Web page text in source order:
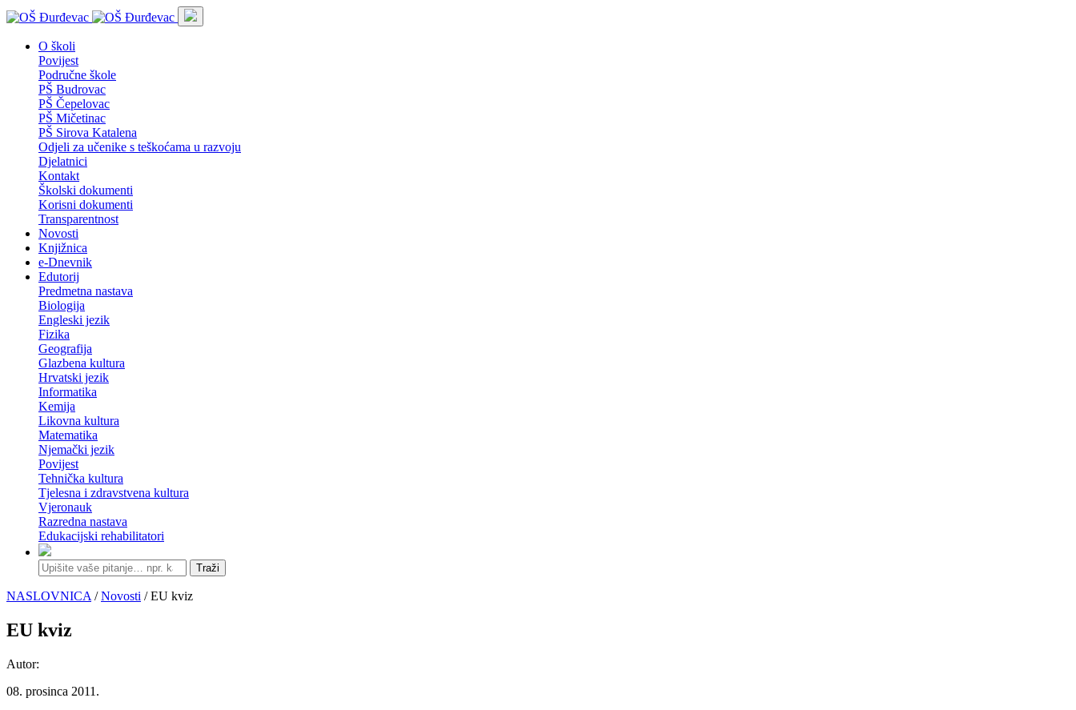
O školi
Povijest
Područne škole
PŠ Budrovac
PŠ Čepelovac
PŠ Mičetinac
PŠ Sirova Katalena
Odjeli za učenike s teškoćama u razvoju
Djelatnici
Kontakt
Školski dokumenti
Korisni dokumenti
Transparentnost
Novosti
Knjižnica
e-Dnevnik
Edutorij
Predmetna nastava
Biologija
Engleski jezik
Fizika
Geografija
Glazbena kultura
Hrvatski jezik
Informatika
Kemija
Likovna kultura
Matematika
Njemački jezik
Povijest
Tehnička kultura
Tjelesna i zdravstvena kultura
Vjeronauk
Razredna nastava
Edukacijski rehabilitatori
Traži
NASLOVNICA /Novosti / EU kviz
EU kviz
Autor:
08. prosinca 2011.